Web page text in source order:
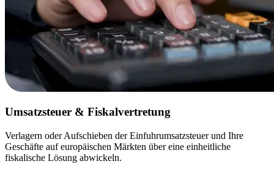
Umsatzsteuer & Fiskalvertretung
Verlagern oder Aufschieben der Einfuhrumsatzsteuer und Ihre
Geschäfte auf europäischen Märkten über eine einheitliche
fiskalische Lösung abwickeln.